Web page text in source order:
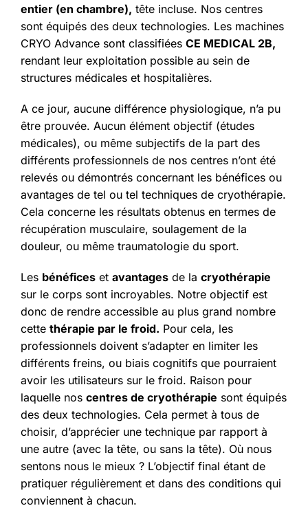
entier (en chambre), tête incluse. Nos centres
sont équipés des deux technologies. Les machines
CRYO Advance sont classifiées CE MEDICAL 2B,
rendant leur exploitation possible au sein de
structures médicales et hospitalières.
A ce jour, aucune différence physiologique, n’a pu
être prouvée. Aucun élément objectif (études
médicales), ou même subjectifs de la part des
différents professionnels de nos centres n’ont été
relevés ou démontrés concernant les bénéfices ou
avantages de tel ou tel techniques de cryothérapie.
Cela concerne les résultats obtenus en termes de
récupération musculaire, soulagement de la
douleur, ou même traumatologie du sport.
Les bénéfices et avantages de la cryothérapie
sur le corps sont incroyables. Notre objectif est
donc de rendre accessible au plus grand nombre
cette thérapie par le froid. Pour cela, les
professionnels doivent s’adapter en limiter les
différents freins, ou biais cognitifs que pourraient
avoir les utilisateurs sur le froid. Raison pour
laquelle nos centres de cryothérapie sont équipés
des deux technologies. Cela permet à tous de
choisir, d’apprécier une technique par rapport à
une autre (avec la tête, ou sans la tête). Où nous
sentons nous le mieux ? L’objectif final étant de
pratiquer régulièrement et dans des conditions qui
conviennent à chacun.